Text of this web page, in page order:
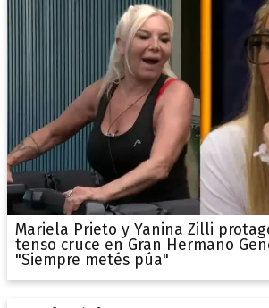
Mariela Prieto y Yanina Zilli
tenso cruce en Gran Hermano
"Siempre metés púa"